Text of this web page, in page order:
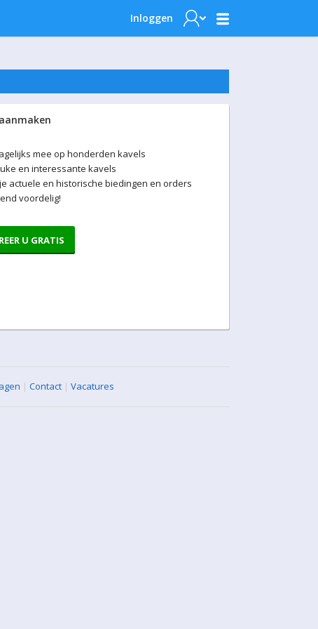
Inloggen
mee op honderden kavels
en interessante kavels
actuele en historische biedingen en orders
voordelig!
U GRATIS
| Contact | Vacatures